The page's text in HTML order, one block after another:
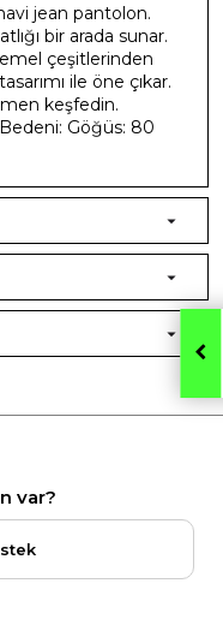
jean pantolon.
bir arada sunar.
çeşitlerinden
ile öne çıkar.
keşfedin.
Göğüs: 80
var?